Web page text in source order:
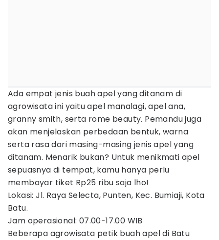
Ada empat jenis buah apel yang ditanam di
agrowisata ini yaitu apel manalagi, apel ana,
granny smith, serta rome beauty. Pemandu juga
akan menjelaskan perbedaan bentuk, warna
serta rasa dari masing-masing jenis apel yang
ditanam. Menarik bukan? Untuk menikmati apel
sepuasnya di tempat, kamu hanya perlu
membayar tiket Rp25 ribu saja lho!
Lokasi: Jl. Raya Selecta, Punten, Kec. Bumiaji, Kota
Batu.
Jam operasional: 07.00-17.00 WIB
Beberapa agrowisata petik buah apel di Batu